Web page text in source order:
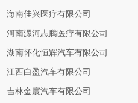
海南佳兴医疗有限公司
河南漯河志腾医疗有限公司
湖南怀化恒辉汽车有限公司
江西白盈汽车有限公司
吉林金宸汽车有限公司